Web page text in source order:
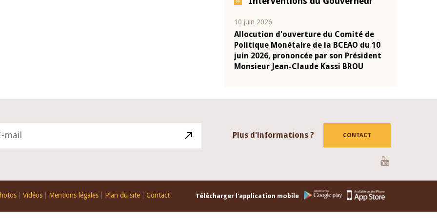
04 mars 2026
Allocution d'ouverture du Comité de
Politique Monétaire de la BCEAO du 4
mars 2026, prononcée par son Président
Monsieur Jean-Claude Kassi BROU
Plus d'informations ? CONTACT
Vidéos Mentions légales Plan du site Contact Télécharger l'application mobile